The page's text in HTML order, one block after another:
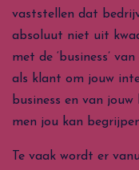
vaststellen dat
absoluut niet uit
met de ‘business’
als klant om jouw
business en van
men jou kan
Te vaak wordt er